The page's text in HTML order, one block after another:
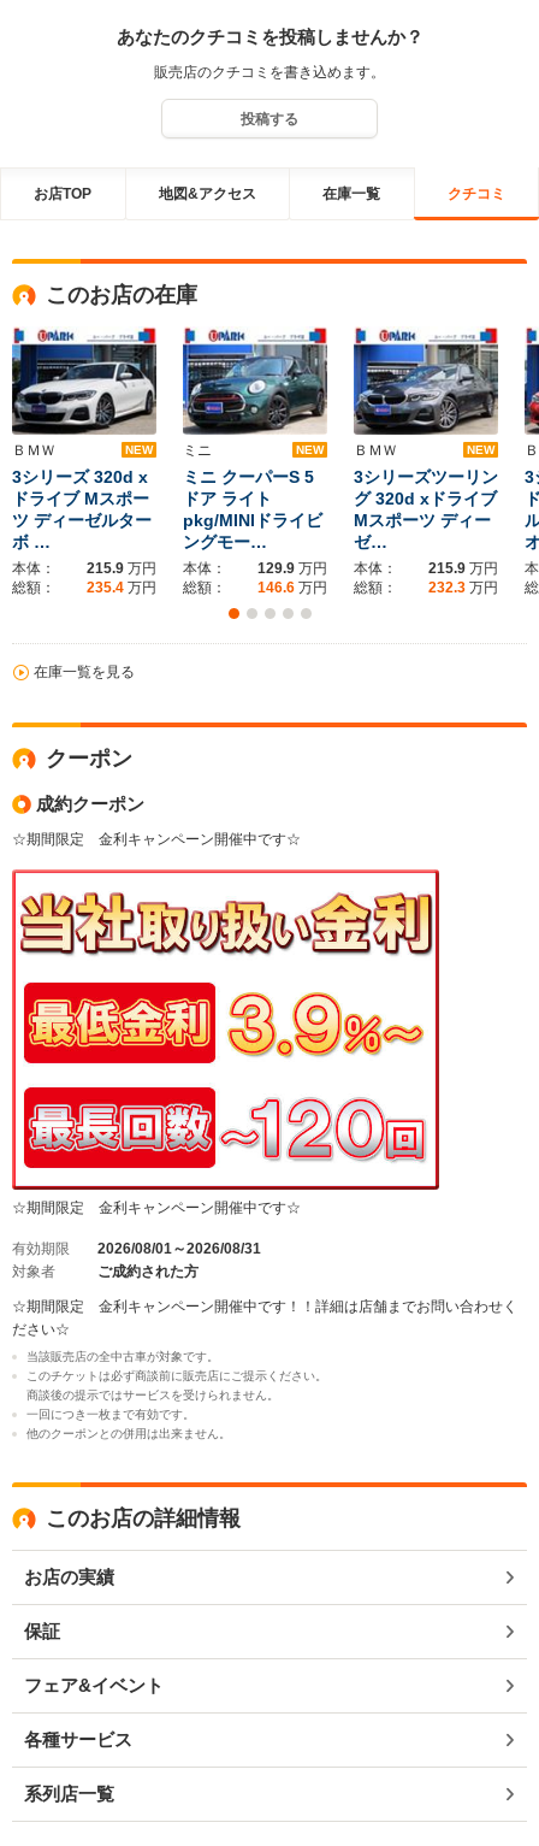
あなたのクチコミを投稿しませんか？
販売店のクチコミを書き込めます。
投稿する
お店TOP 地図&アクセス 在庫一覧 クチコミ
このお店の在庫
ＢＭＷ NEW
3シリーズ 320d x
ドライブ Mスポー
ツ ディーゼルター
ボ …
本体： 215.9 万円
総額：
235.4 万円
ミニ NEW
ミニ クーパーS 5
ドア ライト
pkg/MINIドライビ
ングモー…
本体： 129.9 万円
総額：
146.6 万円
ＢＭＷ NEW
3シリーズツーリン
グ 320d xドライブ
Mスポーツ ディー
ゼ…
本体： 215.9 万円
総額：
232.3 万円
3
在庫一覧を見る
クーポン
成約クーポン
☆期間限定 金利キャンペーン開催中です☆
☆期間限定 金利キャンペーン開催中です☆
有効期限
2026/08/01～2026/08/31
対象者
ご成約された方
☆期間限定 金利キャンペーン開催中です！！詳細は店舗までお問い合わせく
ださい☆
当該販売店の全中古車が対象です。
このチケットは必ず商談前に販売店にご提示ください。
商談後の提示ではサービスを受けられません。
一回につき一枚まで有効です。
他のクーポンとの併用は出来ません。
このお店の詳細情報
お店の実績
保証
フェア&イベント
各種サービス
系列店一覧